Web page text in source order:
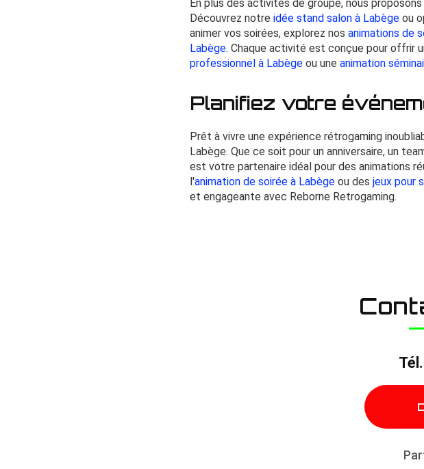
En plus des activités de groupe, nous
Découvrez notre idée stand salon à Labège ou
animer vos soirées, explorez nos animations de
Labège. Chaque activité est conçue pour offrir
professionnel à Labège ou une animation
Planifiez votre
Prêt à vivre une expérience rétrogaming
Labège. Que ce soit pour un anniversaire, un
est votre partenaire idéal pour des animations
l'animation de soirée à Labège ou des jeux pour
et engageante avec Reborne Retrogaming.
Tél.